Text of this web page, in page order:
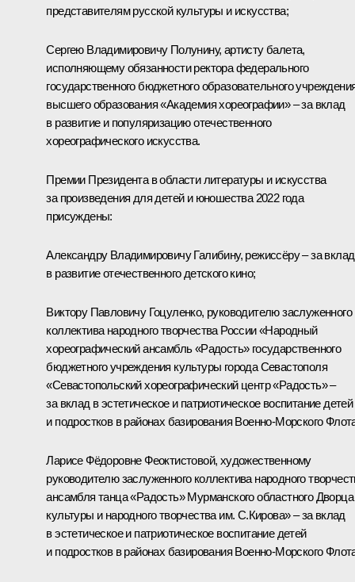
представителям русской культуры и искусства;
Сергею Владимировичу Полунину, артисту балета,
исполняющему обязанности ректора федерального
государственного бюджетного образовательного
высшего образования «Академия хореографии» – за вклад
в развитие и популяризацию отечественного
хореографического искусства.
Премии Президента в области литературы и искусства
за произведения для детей и юношества 2022 года
присуждены:
Александру Владимировичу Галибину, режиссёру – за вклад
в развитие отечественного детского кино;
Виктору Павловичу Гоцуленко, руководителю заслуженного
коллектива народного творчества России «Народный
хореографический ансамбль «Радость» государственного
бюджетного учреждения культуры города Севастополя
«Севастопольский хореографический центр «Радость» –
за вклад в эстетическое и патриотическое воспитание детей
и подростков в районах базирования Военно-Морского
Ларисе Фёдоровне Феоктистовой, художественному
руководителю заслуженного коллектива народного
ансамбля танца «Радость» Мурманского областного Дворца
культуры и народного творчества им. С.Кирова» – за вклад
в эстетическое и патриотическое воспитание детей
и подростков в районах базирования Военно-Морского